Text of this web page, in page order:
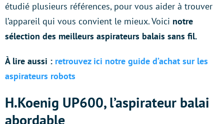
étudié plusieurs références, pour vous aider à trouver
l’appareil qui vous convient le mieux. Voici notre
sélection des meilleurs aspirateurs balais sans fil.
À lire aussi : retrouvez ici notre guide d’achat sur les
aspirateurs robots
H.Koenig UP600, l’aspirateur balai
abordable